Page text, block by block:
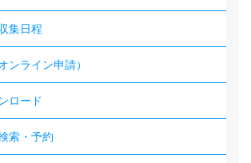
集日程
ンライン申請）
ロード
索・予約